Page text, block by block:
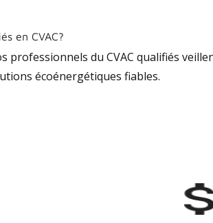
en CVAC?
du CVAC qualifiés
écoénergétiques fiables.